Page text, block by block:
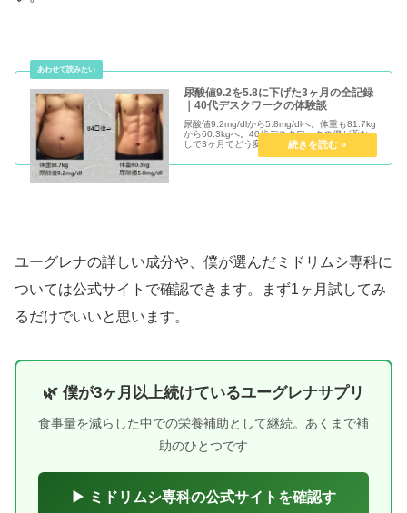
尿酸値9.2を5.8に下げた3ヶ月の全記録
｜40代デスクワークの体験談
尿酸値9.2mg/dlから5.8mg/dlへ。体重も81.7kg
から60.3kgへ。40代デスクワークの僕が薬な
しで3ヶ月でどう変わったか、月ごとの変化と
実践内容をすべて正直に公開します。
ユーグレナの詳しい成分や、僕が選んだミドリムシ専科に
ついては公式サイトで確認できます。まず1ヶ月試してみ
るだけでいいと思います。
🌿 僕が3ヶ月以上続けているユーグレナサプリ
食事量を減らした中での栄養補助として継続。あくまで補
助のひとつです
▶ ミドリムシ専科の公式サイトを確認す